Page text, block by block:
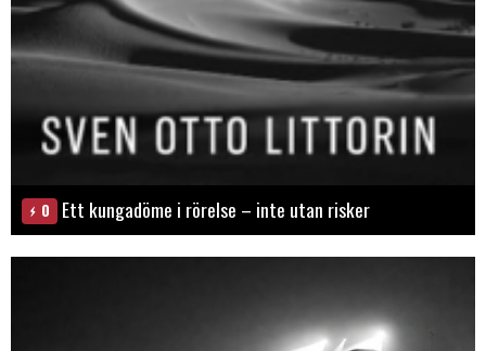
0 Ett kungadöme i rörelse – inte utan risker